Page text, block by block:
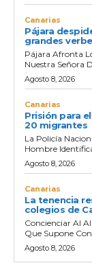
Canarias
Pájara
grandes
Pájara Afronta
Nuestra Señora
Agosto 8, 2026
Canarias
Prisión para
20 migrantes
La Policía
Hombre
Agosto 8, 2026
Canarias
La tenencia
colegios de
Concienciar Al
Que Supone
Agosto 8, 2026